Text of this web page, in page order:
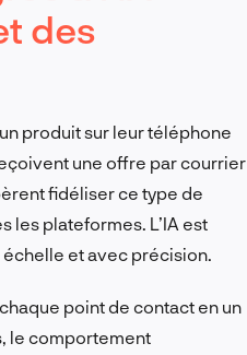
des
produit sur leur téléphone
une offre par courrier
fidéliser ce type de
les plateformes. L’IA est
et avec précision.
point de contact en un
le comportement